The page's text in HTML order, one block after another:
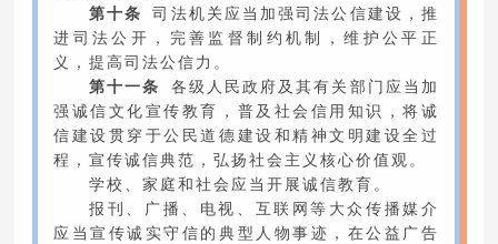
第十条
司法机关应当加强司法公信建设，推
进司法公开，完善监督制约机制，维护公平正
义，提高司法公信力。
第十一条
各级人民政府及其有关部门应当加
强诚信文化宣传教育，普及社会信用知识，将诚
信建设贯穿于公民道德建设和精神文明建设全过
程，宣传诚信典范，弘扬社会主义核心价值观。
学校、家庭和社会应当开展诚信教育。
报刊、广播、电视、互联网等大众传播媒介
应当宣传诚实守信的典型人物事迹，在公益广告